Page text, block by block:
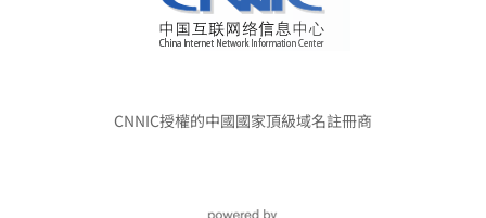
CNNIC授權的中國國家頂級域名註冊商